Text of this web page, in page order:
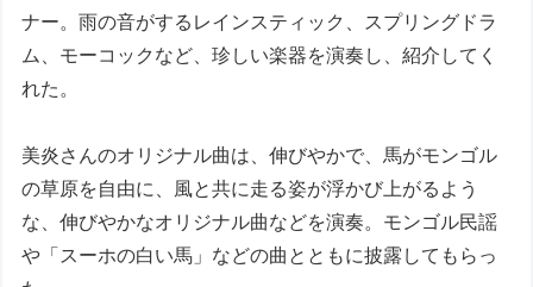
ナー。雨の音がするレインスティック、スプリングドラ
ム、モーコックなど、珍しい楽器を演奏し、紹介してく
れた。
美炎さんのオリジナル曲は、伸びやかで、馬がモンゴル
の草原を自由に、風と共に走る姿が浮かび上がるよう
な、伸びやかなオリジナル曲などを演奏。モンゴル民謡
や「スーホの白い馬」などの曲とともに披露してもらっ